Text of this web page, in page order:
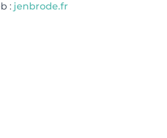
: jenbrode.fr